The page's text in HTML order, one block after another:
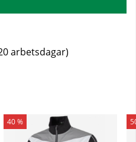
arbetsdagar)
40 %